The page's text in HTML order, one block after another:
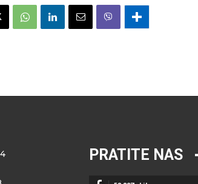
PRATITE NAS